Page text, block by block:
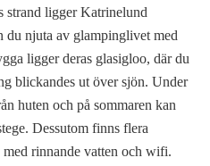
ligger Katrinelund
njuta av glampinglivet med
ligger deras glasigloo, där du
blickandes ut över sjön. Under
huten och på sommaren kan
Dessutom finns flera
rinnande vatten och wifi.